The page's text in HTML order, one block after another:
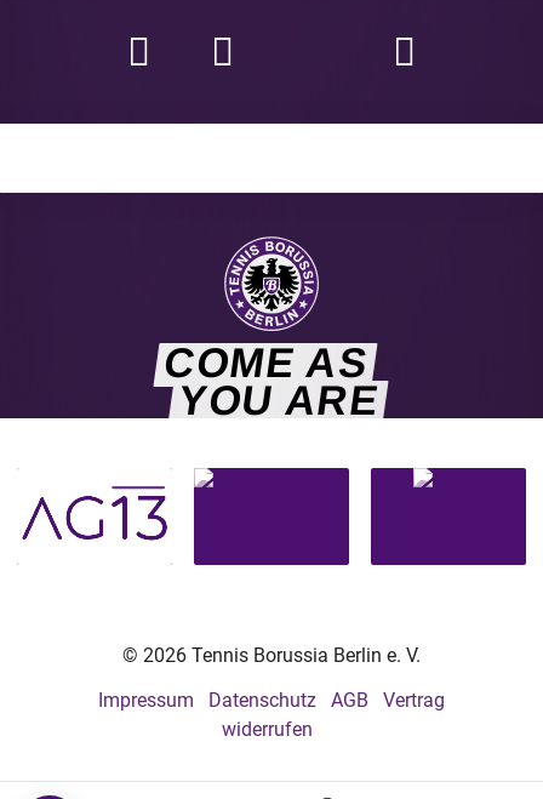
COME AS
YOU ARE
© 2026 Tennis Borussia Berlin e. V.
Impressum
Datenschutz AGB
Vertrag
widerrufen